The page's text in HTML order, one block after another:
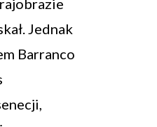
Jednak
Barranco